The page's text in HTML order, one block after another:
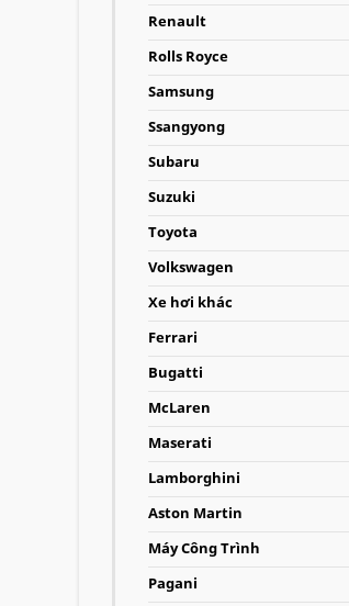
Renault
Rolls Royce
Samsung
Ssangyong
Subaru
Suzuki
Toyota
Volkswagen
Xe hơi khác
Ferrari
Bugatti
McLaren
Maserati
Lamborghini
Aston Martin
Máy Công Trình
Pagani